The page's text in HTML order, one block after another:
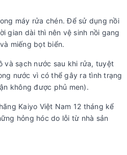
máy rửa chén. Để sử dụng nồi
gian dài thì nên vệ sinh nồi gang
miếng bọt biển.
và sạch nước sau khi rửa, tuyệt
nước vì có thể gây ra tình trạng
không được phủ men).
Kaiyo Việt Nam 12 tháng kể
hỏng hóc do lỗi từ nhà sản